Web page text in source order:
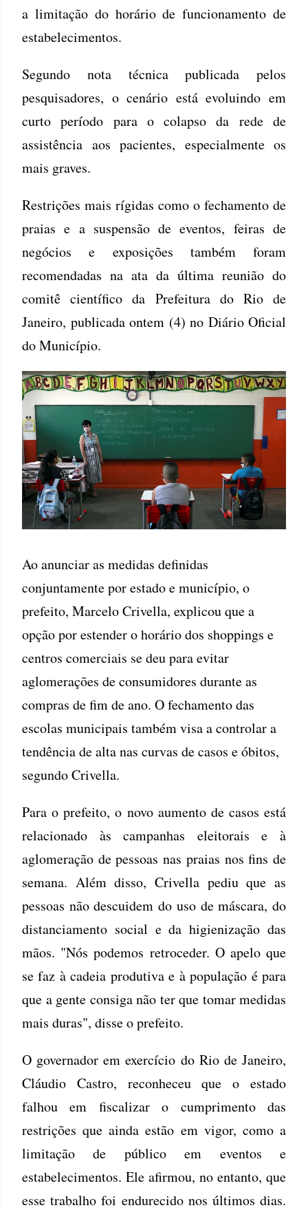
a limitação do horário de funcionamento de
estabelecimentos.
Segundo nota técnica publicada pelos
pesquisadores, o cenário está evoluindo em
curto período para o colapso da rede de
assistência aos pacientes, especialmente os
mais graves.
Restrições mais rígidas como o fechamento de
praias e a suspensão de eventos, feiras de
negócios e exposições também foram
recomendadas na ata da última reunião do
comitê científico da Prefeitura do Rio de
Janeiro, publicada ontem (4) no Diário Oficial
do Município.
Ao anunciar as medidas definidas
conjuntamente por estado e município, o
prefeito, Marcelo Crivella, explicou que a
opção por estender o horário dos shoppings e
centros comerciais se deu para evitar
aglomerações de consumidores durante as
compras de fim de ano. O fechamento das
escolas municipais também visa a controlar a
tendência de alta nas curvas de casos e óbitos,
segundo Crivella.
Para o prefeito, o novo aumento de casos está
relacionado às campanhas eleitorais e à
aglomeração de pessoas nas praias nos fins de
semana. Além disso, Crivella pediu que as
pessoas não descuidem do uso de máscara, do
distanciamento social e da higienização das
mãos. "Nós podemos retroceder. O apelo que
se faz à cadeia produtiva e à população é para
que a gente consiga não ter que tomar medidas
mais duras", disse o prefeito.
O governador em exercício do Rio de Janeiro,
Cláudio Castro, reconheceu que o estado
falhou em fiscalizar o cumprimento das
restrições que ainda estão em vigor, como a
limitação de público em eventos e
estabelecimentos. Ele afirmou, no entanto, que
esse trabalho foi endurecido nos últimos dias.